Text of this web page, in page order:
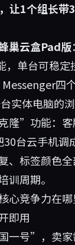
1个组长带
巢云盒Pad版
，单台可稳定
四
实体电脑的浏
隆”功能：客
30台云手机
、标签颜色
训周期。
心竞争力在哪
即用
一号”，卖家